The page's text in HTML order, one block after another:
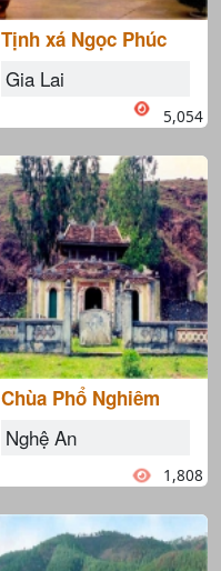
Tịnh xá Ngọc Phúc
Gia Lai
5,054
Chùa Phổ Nghiêm
Nghệ An
1,808